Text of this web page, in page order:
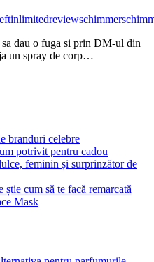
limitedreviewschimmer
dau o fuga si prin DM-ul din
un spray de corp…
branduri celebre
potrivit pentru cadou
feminin și surprinzător de
cum să te facă remarcată
Mask